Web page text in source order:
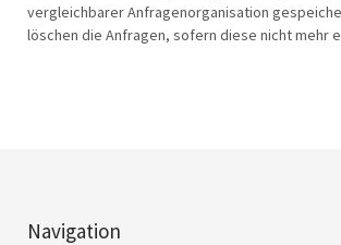
vergleichbarer Anfragenorganisation
löschen die Anfragen, sofern diese nicht mehr
Navigation